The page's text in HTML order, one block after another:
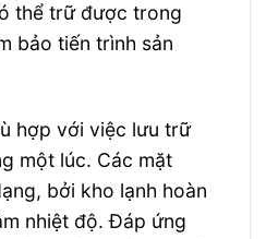
thể trữ được trong
bảo tiến trình sản
hợp với việc lưu trữ
một lúc. Các mặt
bởi kho lạnh hoàn
nhiệt độ. Đáp ứng